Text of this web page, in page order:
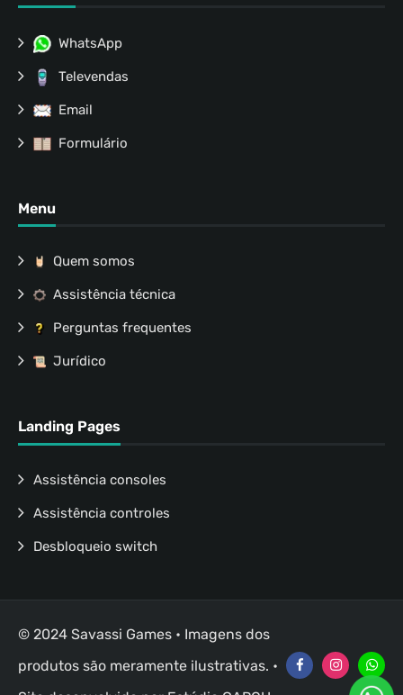
WhatsApp
Televendas
Email
Formulário
Menu
Quem somos
Assistência técnica
Perguntas frequentes
Jurídico
Landing Pages
Assistência consoles
Assistência controles
Desbloqueio switch
© 2024 Savassi Games • Imagens dos
produtos são meramente ilustrativas. •